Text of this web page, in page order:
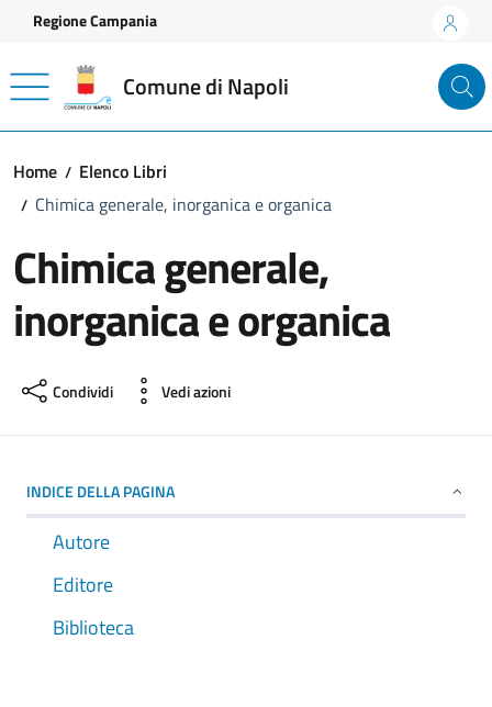
Vai ai contenuti
Vai al footer
Regione Campania
Comune di Napoli
Home
Elenco Libri
Chimica generale, inorganica e organica
Chimica generale,
inorganica e organica
Condividi Vedi azioni
INDICE DELLA PAGINA
Autore
Editore
Biblioteca